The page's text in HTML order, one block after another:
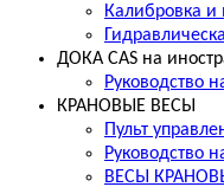
Калибровка и
ДОКА CAS на
Руководство
КРАНОВЫЕ ВЕСЫ
Пульт
Руководство
ВЕСЫ